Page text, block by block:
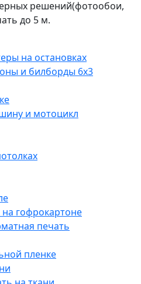
решений(фотообои,
до 5 м.
на остановках
и билборды 6х3
и мотоцикл
гофрокартоне
печать
пленке